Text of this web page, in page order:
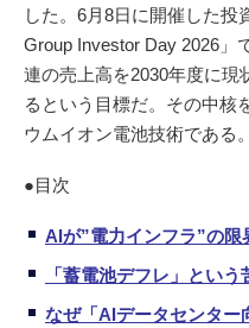
した。6月8日に開催した投
Group Investor Day 2026」
連の売上高を2030年度に現
るという目標だ。その中核
ウムイオン電池技術である。
●目次
AIが”電力インフラ”の限
「蓄電池デフレ」という
なぜ「AIデータセンター